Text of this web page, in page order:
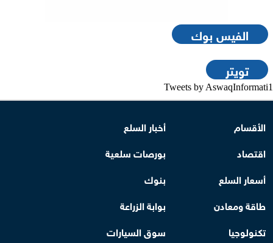
الفيس بوك
تويتر
Tweets by AswaqInformati1
الأقسام
أخبار السلع
اقتصاد
بورصات سلعية
أسعار السلع
بنوك
طاقة ومعادن
بوابة الزراعة
تكنولوجيا
سوق السيارات